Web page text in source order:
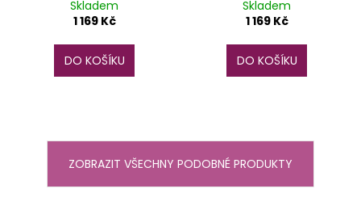
Skladem
1 169 Kč
DO KOŠÍKU
Skladem
1 169 Kč
DO KOŠÍKU
ZOBRAZIT VŠECHNY PODOBNÉ PRODUKTY